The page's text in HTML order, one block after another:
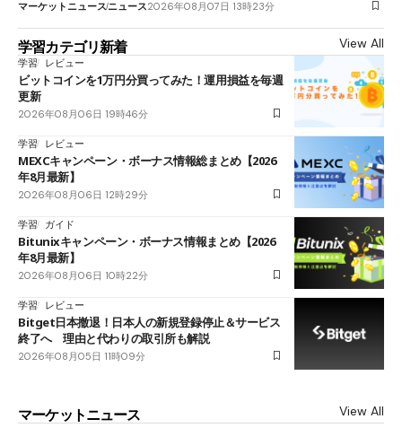
マーケットニュースニュース2026年08月07日 13時23分
学習カテゴリ新着 View All
学習 レビュー
ビットコインを1万円分買ってみた！運用損益を毎週
更新
2026年08月06日 19時46分
学習 レビュー
MEXCキャンペーン・ボーナス情報総まとめ【2026
年8月最新】
2026年08月06日 12時29分
学習 ガイド
Bitunixキャンペーン・ボーナス情報まとめ【2026
年8月最新】
2026年08月06日 10時22分
学習 レビュー
Bitget日本撤退！日本人の新規登録停止＆サービス
終了へ 理由と代わりの取引所も解説
2026年08月05日 11時09分
マーケットニュース View All